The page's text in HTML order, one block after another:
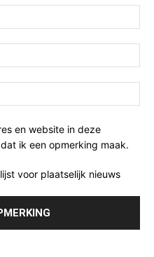
en website in deze
ik een opmerking maak.
voor plaatselijk nieuws